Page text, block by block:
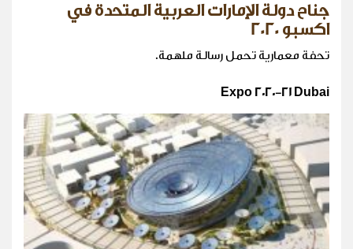
جناح دولة الإمارات العربية المتحدة في
اكسبو 2020
تحفة معمارية تحمل رسالة ملهمة.
Expo 2020-21 Dubai